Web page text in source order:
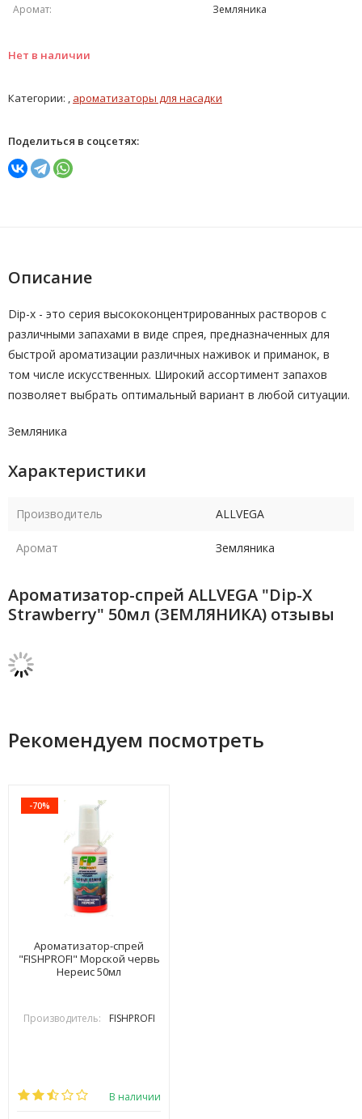
Аромат:
Земляника
Нет в наличии
Категории: , ароматизаторы для насадки
Поделиться в соцсетях:
Описание
Dip-x - это серия высококонцентрированных растворов с
различными запахами в виде спрея, предназначенных для
быстрой ароматизации различных наживок и приманок, в
том числе искусственных. Широкий ассортимент запахов
позволяет выбрать оптимальный вариант в любой ситуации.
Земляника
Характеристики
Производитель ALLVEGA
Аромат Земляника
Ароматизатор-спрей ALLVEGA "Dip-X
Strawberry" 50мл (ЗЕМЛЯНИКА) отзывы
Рекомендуем посмотреть
-70%
Ароматизатор-спрей
"FISHPROFI" Морской червь
Нереис 50мл
Производитель: FISHPROFI
В наличии